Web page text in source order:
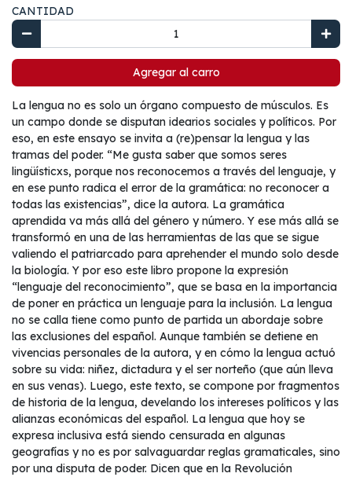
CANTIDAD
Agregar al carro
La lengua no es solo un órgano compuesto de músculos. Es
un campo donde se disputan idearios sociales y políticos. Por
eso, en este ensayo se invita a (re)pensar la lengua y las
tramas del poder. “Me gusta saber que somos seres
lingüísticxs, porque nos reconocemos a través del lenguaje, y
en ese punto radica el error de la gramática: no reconocer a
todas las existencias”, dice la autora. La gramática
aprendida va más allá del género y número. Y ese más allá se
transformó en una de las herramientas de las que se sigue
valiendo el patriarcado para aprehender el mundo solo desde
la biología. Y por eso este libro propone la expresión
“lenguaje del reconocimiento”, que se basa en la importancia
de poner en práctica un lenguaje para la inclusión. La lengua
no se calla tiene como punto de partida un abordaje sobre
las exclusiones del español. Aunque también se detiene en
vivencias personales de la autora, y en cómo la lengua actuó
sobre su vida: niñez, dictadura y el ser norteño (que aún lleva
en sus venas). Luego, este texto, se compone por fragmentos
de historia de la lengua, develando los intereses políticos y las
alianzas económicas del español. La lengua que hoy se
expresa inclusiva está siendo censurada en algunas
geografías y no es por salvaguardar reglas gramaticales, sino
por una disputa de poder. Dicen que en la Revolución